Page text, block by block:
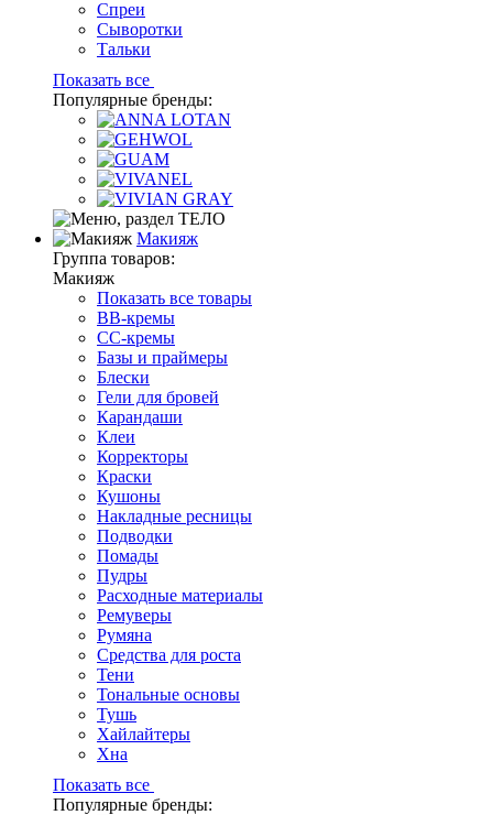
Спреи
Сыворотки
Тальки
Показать все
Популярные бренды:
Макияж
Группа товаров:
Макияж
Показать все товары
BB-кремы
CC-кремы
Базы и праймеры
Блески
Гели для бровей
Карандаши
Клеи
Корректоры
Краски
Кушоны
Накладные ресницы
Подводки
Помады
Пудры
Расходные материалы
Ремуверы
Румяна
Средства для роста
Тени
Тональные основы
Тушь
Хайлайтеры
Хна
Показать все
Популярные бренды: